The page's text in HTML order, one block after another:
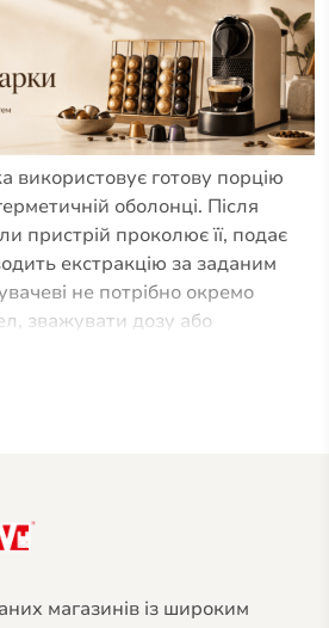
використовує готову порцію
оболонці. Після
пристрій проколює її, подає
екстракцію за заданим
не потрібно окремо
зважувати дозу або
розрахована на конкретну
пристрою.
складом,
капсулах використовується
магазинів із широким